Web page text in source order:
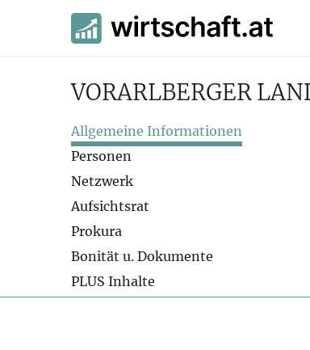
VORARLBERGER
Allgemeine Informationen
Personen
Netzwerk
Aufsichtsrat
Prokura
Bonität u. Dokumente
PLUS Inhalte